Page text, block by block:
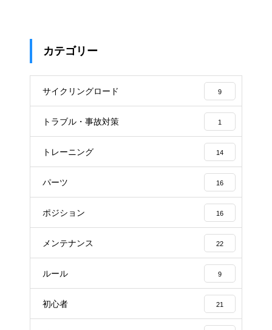
カテゴリー
サイクリングロード 9
トラブル・事故対策 1
トレーニング 14
パーツ 16
ポジション 16
メンテナンス 22
ルール 9
初心者 21